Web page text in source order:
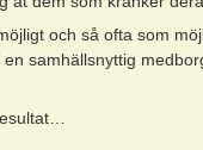
och så ofta som
samhällsnyttig